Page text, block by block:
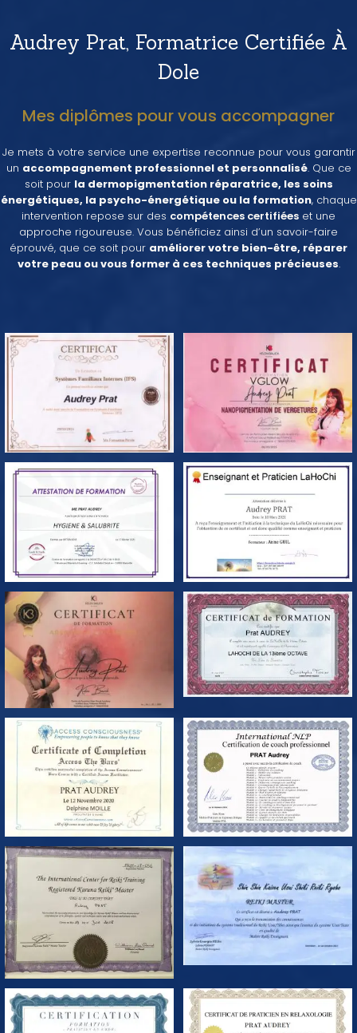
Audrey Prat, Formatrice Certifiée À
Dole
Mes diplômes pour vous accompagner
Je mets à votre service une expertise reconnue pour vous garantir
un accompagnement professionnel et personnalisé. Que ce
soit pour la dermopigmentation réparatrice, les soins
énergétiques, la psycho-énergétique ou la formation, chaque
intervention repose sur des compétences certifiées et une
approche rigoureuse. Vous bénéficiez ainsi d’un savoir-faire
éprouvé, que ce soit pour améliorer votre bien-être, réparer
votre peau ou vous former à ces techniques précieuses.